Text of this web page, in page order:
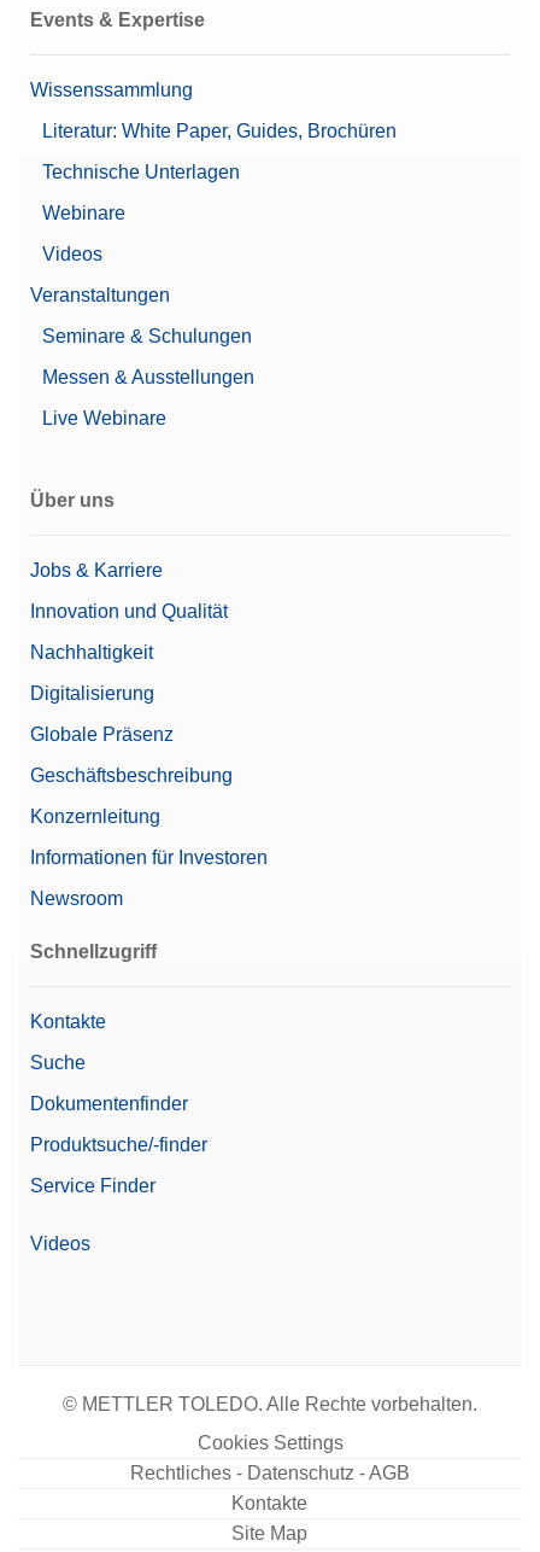
Events & Expertise
Wissenssammlung
Literatur: White Paper, Guides, Brochüren
Technische Unterlagen
Webinare
Videos
Veranstaltungen
Seminare & Schulungen
Messen & Ausstellungen
Live Webinare
Über uns
Jobs & Karriere
Innovation und Qualität
Nachhaltigkeit
Digitalisierung
Globale Präsenz
Geschäftsbeschreibung
Konzernleitung
Informationen für Investoren
Newsroom
Schnellzugriff
Kontakte
Suche
Dokumentenfinder
Produktsuche/-finder
Service Finder
Videos
© METTLER TOLEDO. Alle Rechte vorbehalten.
Cookies Settings
Rechtliches - Datenschutz - AGB
Kontakte
Site Map